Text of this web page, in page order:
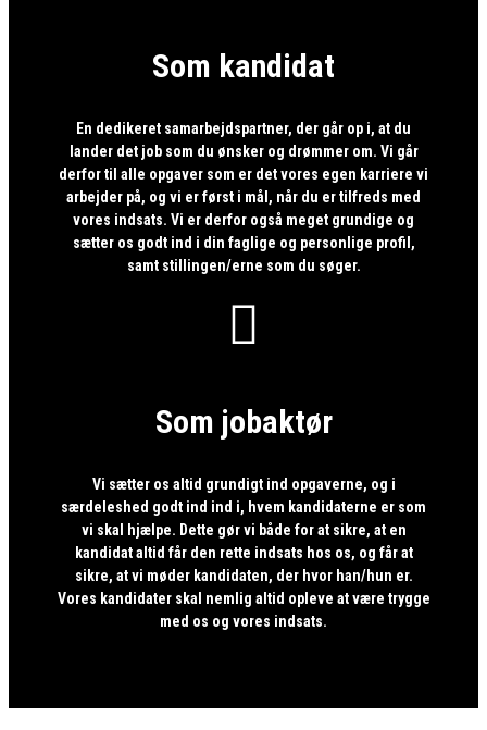
Som kandidat
En dedikeret samarbejdspartner, der går op i, at du
lander det job som du ønsker og drømmer om. Vi går
derfor til alle opgaver som er det vores egen karriere vi
arbejder på, og vi er først i mål, når du er tilfreds med
vores indsats. Vi er derfor også meget grundige og
sætter os godt ind i din faglige og personlige profil,
samt stillingen/erne som du søger.

Som jobaktør
Vi sætter os altid grundigt ind opgaverne, og i
særdeleshed godt ind ind i, hvem kandidaterne er som
vi skal hjælpe. Dette gør vi både for at sikre, at en
kandidat altid får den rette indsats hos os, og får at
sikre, at vi møder kandidaten, der hvor han/hun er.
Vores kandidater skal nemlig altid opleve at være trygge
med os og vores indsats.